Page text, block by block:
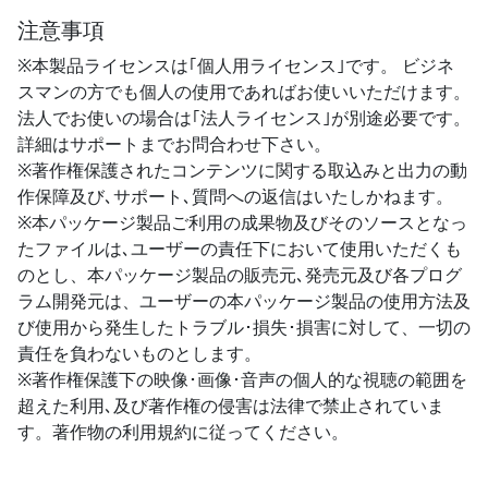
注意事項
※本製品ライセンスは｢個人用ライセンス｣です。 ビジネ
スマンの方でも個人の使用であればお使いいただけます。
法人でお使いの場合は｢法人ライセンス｣が別途必要です。
詳細はサポートまでお問合わせ下さい。
※著作権保護されたコンテンツに関する取込みと出力の動
作保障及び､サポート､質問への返信はいたしかねます。
※本パッケージ製品ご利用の成果物及びそのソースとなっ
たファイルは､ユーザーの責任下において使用いただくも
のとし、本パッケージ製品の販売元､発売元及び各プログ
ラム開発元は、ユーザーの本パッケージ製品の使用方法及
び使用から発生したトラブル･損失･損害に対して、一切の
責任を負わないものとします。
※著作権保護下の映像･画像･音声の個人的な視聴の範囲を
超えた利用､及び著作権の侵害は法律で禁止されていま
す。著作物の利用規約に従ってください。